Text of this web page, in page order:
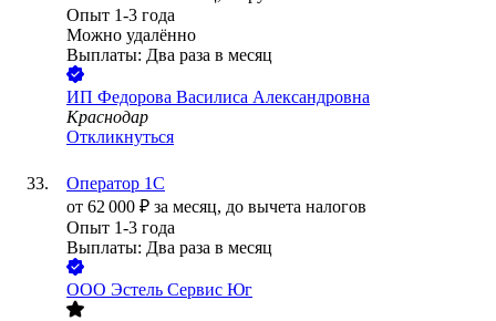
Опыт 1-3 года
Можно удалённо
Выплаты: Два раза в месяц
ИП Федорова Василиса Александровна
Краснодар
Откликнуться
Оператор 1С
от 62 000 ₽ за месяц, до вычета налогов
Опыт 1-3 года
Выплаты: Два раза в месяц
ООО Эстель Сервис Юг